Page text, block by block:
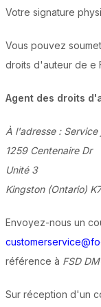
Votre signature
Vous pouvez
droits d'auteur de e
Agent des droits
À l'adresse : Service
1259 Centenaire Dr
Unité 3
Kingston (Ontario)
Envoyez-nous un
référence à FSD
Sur réception d'un